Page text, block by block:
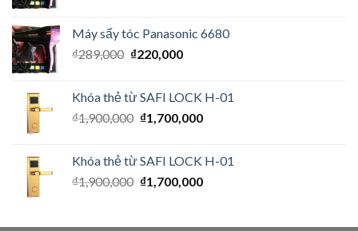
Máy sấy tóc Panasonic 6680
₫289,000 ₫220,000
Khóa thẻ từ SAFI LOCK H-01
₫1,900,000 ₫1,700,000
Khóa thẻ từ SAFI LOCK H-01
₫1,900,000 ₫1,700,000